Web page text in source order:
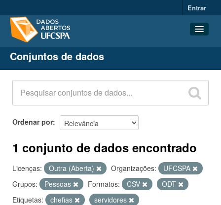
Entrar
Conjuntos de dados
Organizações
Grupos
Sobre
Conjuntos de dados
Ordenar por
1 conjunto de dados encontrado
Licenças: Outra (Aberta) Organizações:
UFCSPA
Grupos:
Pessoas Formatos: CSV
ODT
Etiquetas:
chefias
servidores